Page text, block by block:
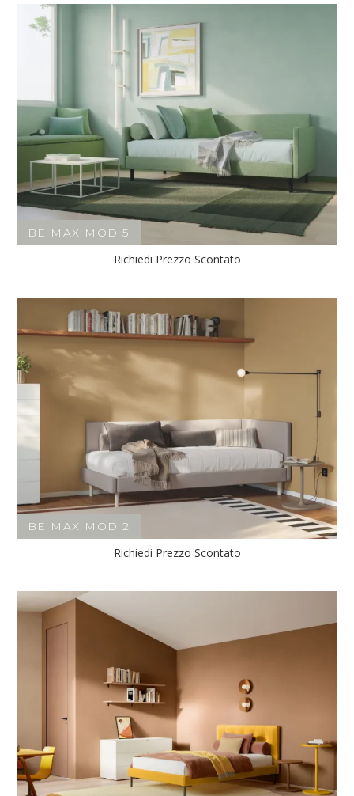
BE MAX MOD 5
Richiedi Prezzo Scontato
BE MAX MOD 2
Richiedi Prezzo Scontato